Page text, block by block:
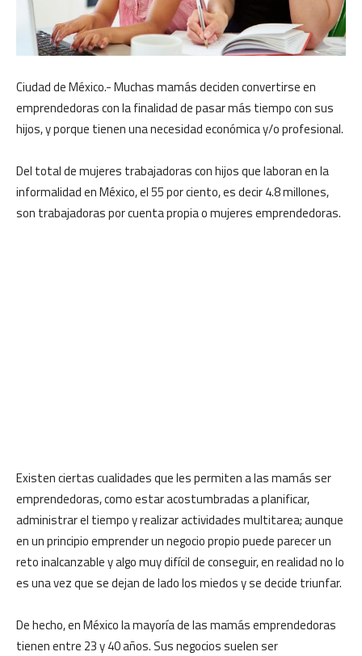
Ciudad de México.- Muchas mamás deciden convertirse en
emprendedoras con la finalidad de pasar más tiempo con sus
hijos, y porque tienen una necesidad económica y/o profesional.
Del total de mujeres trabajadoras con hijos que laboran en la
informalidad en México, el 55 por ciento, es decir 4.8 millones,
son trabajadoras por cuenta propia o mujeres emprendedoras.
Existen ciertas cualidades que les permiten a las mamás ser
emprendedoras, como estar acostumbradas a planificar,
administrar el tiempo y realizar actividades multitarea; aunque
en un principio emprender un negocio propio puede parecer un
reto inalcanzable y algo muy difícil de conseguir, en realidad no lo
es una vez que se dejan de lado los miedos y se decide triunfar.
De hecho, en México la mayoría de las mamás emprendedoras
tienen entre 23 y 40 años. Sus negocios suelen ser